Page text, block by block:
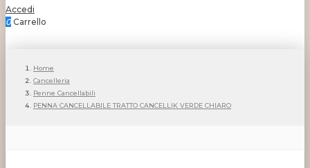
Accedi
0 Carrello
Home
Cancelleria
Penne Cancellabili
PENNA CANCELLABILE TRATTO CANCELLIK VERDE CHIARO